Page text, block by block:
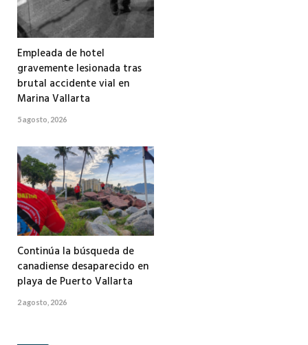
Empleada de hotel
gravemente lesionada tras
brutal accidente vial en
Marina Vallarta
5 agosto, 2026
Continúa la búsqueda de
canadiense desaparecido en
playa de Puerto Vallarta
2 agosto, 2026